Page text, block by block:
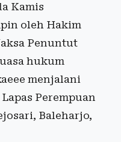
Kamis
oleh Hakim
Penuntut
hukum
menjalani
Perempuan
Baleharjo,